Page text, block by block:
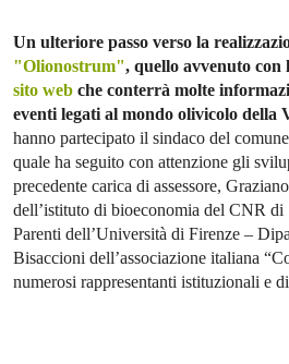
Un ulteriore passo verso la
"Olionostrum", quello avvenuto con
sito web che conterrà molte
eventi legati al mondo olivicolo della
hanno partecipato il sindaco del
quale ha seguito con attenzione gli
precedente carica di assessore,
dell’istituto di bioeconomia del CNR di
Parenti dell’Università di Firenze –
Bisaccioni dell’associazione italiana
numerosi rappresentanti istituzionali e